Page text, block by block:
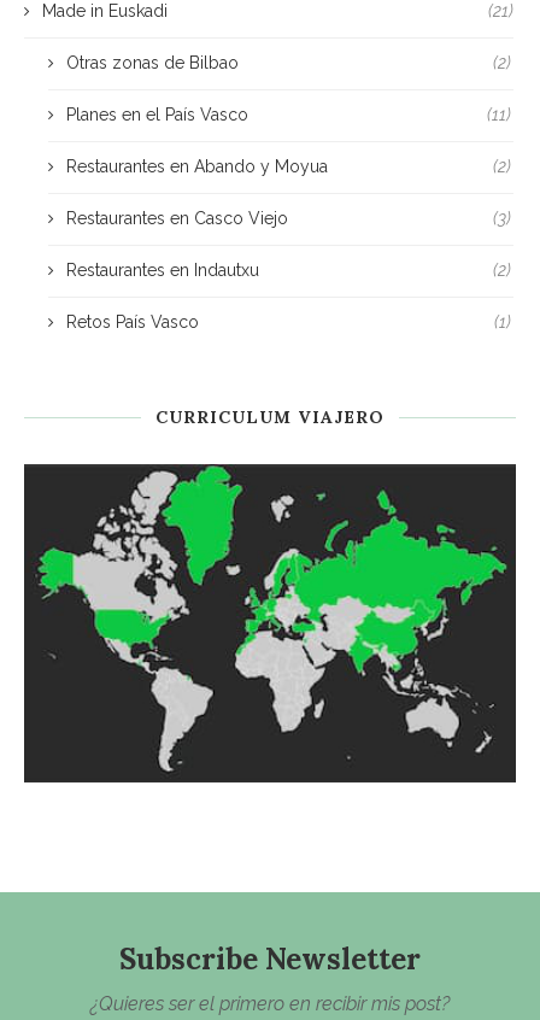
Made in Euskadi (21)
Otras zonas de Bilbao (2)
Planes en el País Vasco (11)
Restaurantes en Abando y Moyua (2)
Restaurantes en Casco Viejo (3)
Restaurantes en Indautxu (2)
Retos País Vasco (1)
CURRICULUM VIAJERO
Subscribe Newsletter
¿Quieres ser el primero en recibir mis post?